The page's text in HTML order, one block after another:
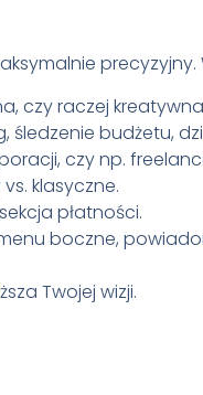
precyzyjny.
czy raczej
śledzenie budżetu,
czy np.
klasyczne.
płatności.
boczne,
Twojej wizji.